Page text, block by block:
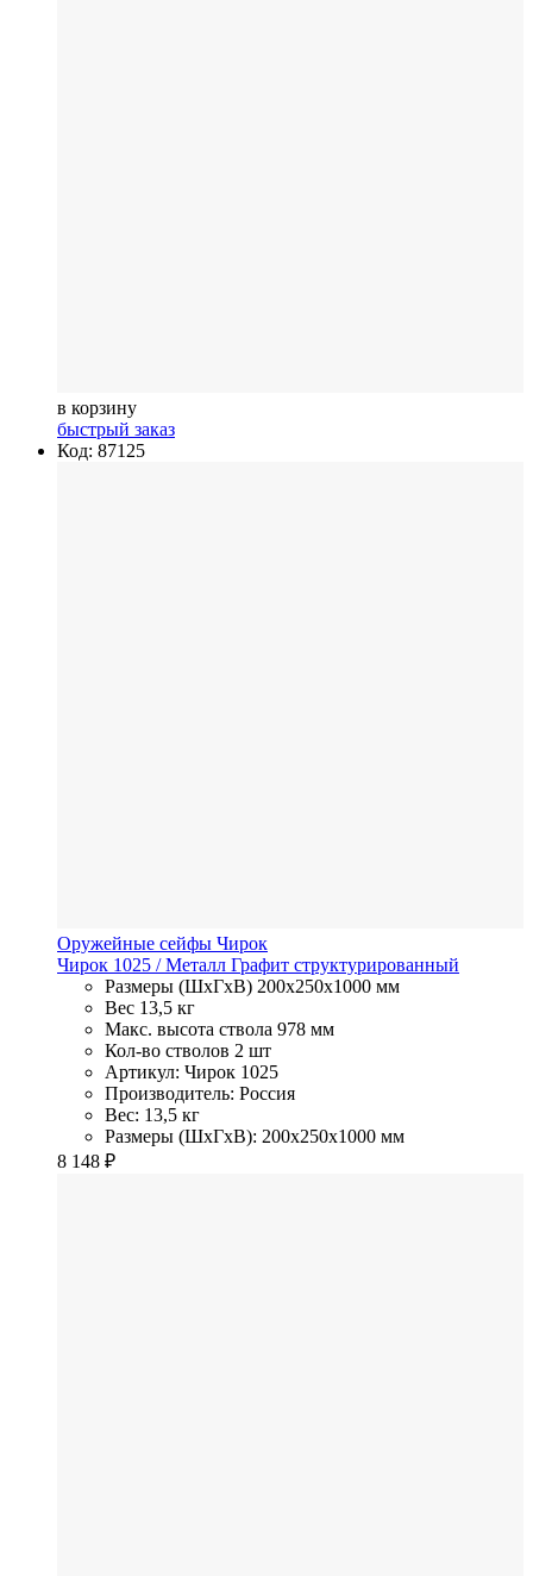
в корзину
быстрый заказ
Код: 87125
Оружейные сейфы Чирок
Чирок 1025 / Металл Графит структурированный
Размеры (ШхГхВ) 200x250x1000 мм
Вес 13,5 кг
Макс. высота ствола 978 мм
Кол-во стволов 2 шт
Артикул: Чирок 1025
Производитель: Россия
Вес: 13,5 кг
Размеры (ШхГхВ): 200x250x1000 мм
8 148 ₽